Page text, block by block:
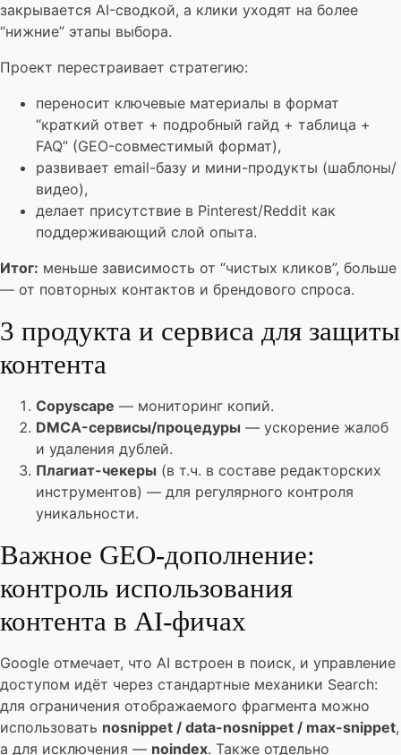
закрывается AI-сводкой, а клики уходят на более
“нижние” этапы выбора.
Проект перестраивает стратегию:
переносит ключевые материалы в формат
“краткий ответ + подробный гайд + таблица +
FAQ” (GEO-совместимый формат),
развивает email-базу и мини-продукты (шаблоны/
видео),
делает присутствие в Pinterest/Reddit как
поддерживающий слой опыта.
Итог: меньше зависимость от “чистых кликов”, больше
— от повторных контактов и брендового спроса.
3 продукта и сервиса для защиты
контента
Copyscape — мониторинг копий.
DMCA-сервисы/процедуры — ускорение жалоб
и удаления дублей.
Плагиат-чекеры (в т.ч. в составе редакторских
инструментов) — для регулярного контроля
уникальности.
Важное GEO-дополнение:
контроль использования
контента в AI-фичах
Google отмечает, что AI встроен в поиск, и управление
доступом идёт через стандартные механики Search:
для ограничения отображаемого фрагмента можно
использовать nosnippet / data-nosnippet / max-snippet,
а для исключения — noindex. Также отдельно